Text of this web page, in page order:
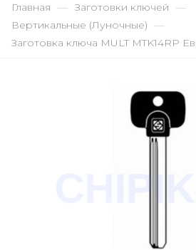
Главная — Заготовки ключей —
Вертикальные (Луночные) —
Заготовка ключа MULT MTK14RP